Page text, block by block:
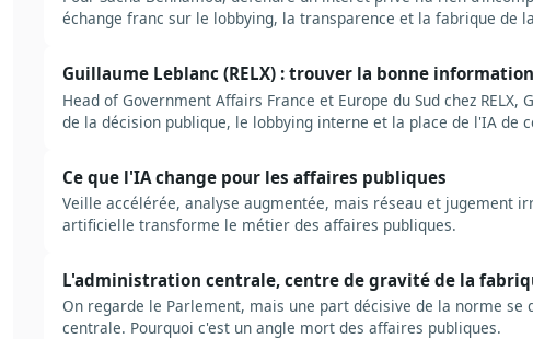
échange franc sur le lobbying, la transparence et la fabrique de
Guillaume Leblanc (RELX) : trouver la bonne
Head of Government Affairs France et Europe du Sud chez
de la décision publique, le lobbying interne et la place de l'IA de
Ce que l'IA change pour les affaires publiques
Veille accélérée, analyse augmentée, mais réseau et jugement
artificielle transforme le métier des affaires publiques.
L'administration centrale, centre de gravité de la
On regarde le Parlement, mais une part décisive de la norme
centrale. Pourquoi c'est un angle mort des affaires publiques.